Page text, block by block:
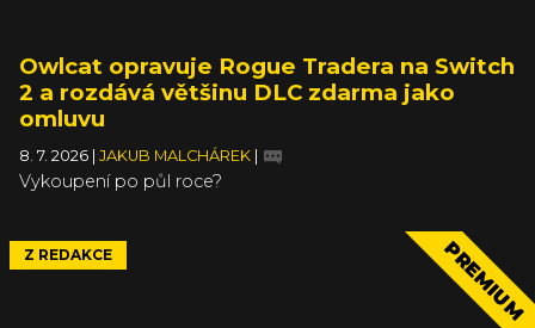
Owlcat opravuje Rogue Tradera na Switch
2 a rozdává většinu DLC zdarma jako
omluvu
8. 7. 2026 JAKUB MALCHÁREK
Vykoupení po půl roce?
Z REDAKCE PREMIUM